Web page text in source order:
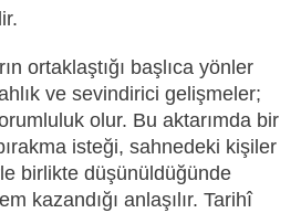
ortaklaştığı başlıca yönler
ve sevindirici gelişmeler;
olur. Bu aktarımda bir
isteği, sahnedeki kişiler
birlikte düşünüldüğünde
kazandığı anlaşılır. Tarihî